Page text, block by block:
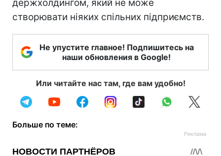
держхолдингом, який не може
створювати ніяких спільних підприємств.
Не упустите главное! Подпишитесь на
наши обновления в Google!
Или читайте нас там, где вам удобно!
Больше по теме: